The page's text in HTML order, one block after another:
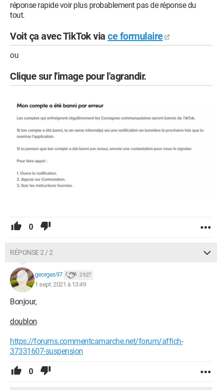
réponse rapide voir plus probablement pas de réponse du
tout.
Voit ça avec TikTok via ce formulaire
ou
Clique sur l'image pour l'agrandir.
0
RÉPONSE 2 / 2
georges97 2 927
1 sept. 2021 à 13:49
Bonjour,
doublon
https://forums.commentcamarche.net/forum/affich-
37331607-suspension
0